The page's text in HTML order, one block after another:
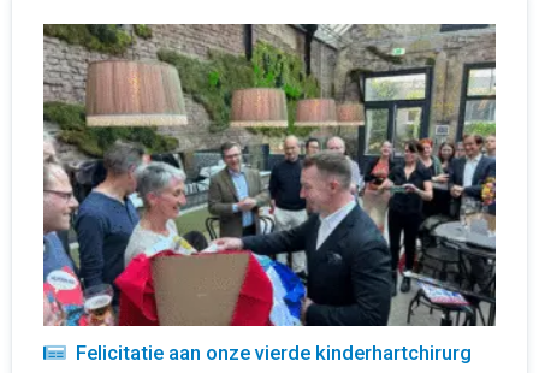
Felicitatie aan onze vierde kinderhartchirurg